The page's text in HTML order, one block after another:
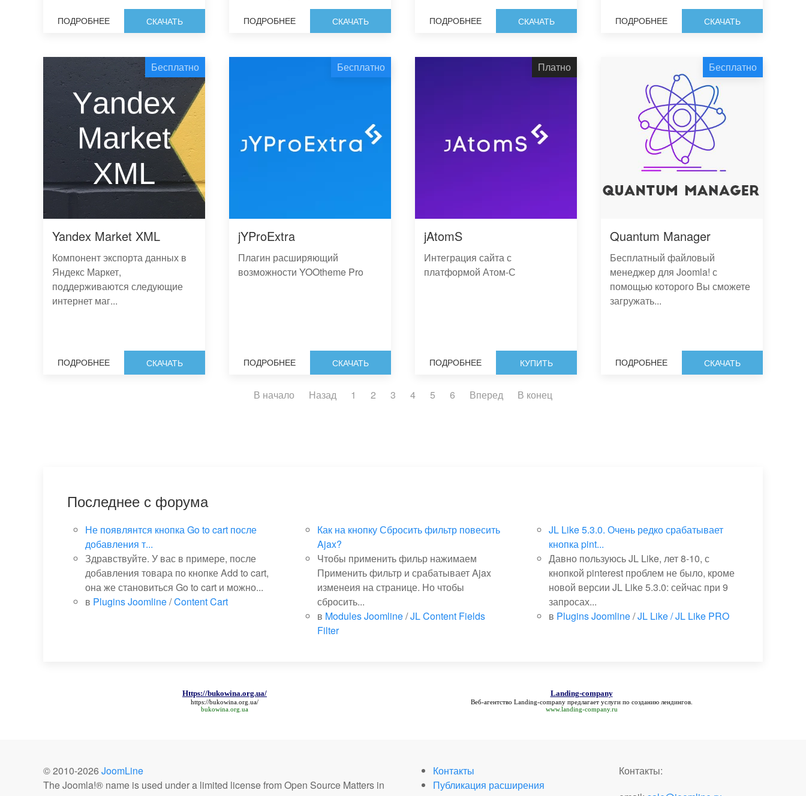
ПОДРОБНЕЕ СКАЧАТЬ ПОДРОБНЕЕ СКАЧАТЬ ПОДРОБНЕЕ СКАЧАТЬ ПОДРОБНЕЕ СКАЧАТЬ
Бесплатно
Yandex Market XML
Компонент экспорта данных в
Яндекс Маркет,
поддерживаются следующие
интернет маг...
ПОДРОБНЕЕ СКАЧАТЬ
Бесплатно
jYProExtra
Плагин расширяющий
возможности YOOtheme Pro
ПОДРОБНЕЕ СКАЧАТЬ
Платно
jAtomS
Интеграция сайта с
платформой Атом-С
ПОДРОБНЕЕ КУПИТЬ
Бесплатно
Quantum Manager
Бесплатный файловый
менеджер для Joomla! с
помощью которого Вы сможете
загружать...
ПОДРОБНЕЕ СКАЧАТЬ
В начало Назад 1 2 3 4 5 6 Вперед В конец
Последнее с форума
Не появлянтся кнопка Go to cart после
добавления т...
Здравствуйте. У вас в примере, после
добавления товара по кнопке Add to cart,
она же становиться Go to cart и можно...
в Plugins Joomline/Content Cart
Как на кнопку Сбросить фильтр повесить
Ajax?
Чтобы применить фильр нажимаем
Применить фильтр и срабатывает Ajax
изменеия на странице. Но чтобы
сбросить...
в Modules Joomline/JL Content Fields
Filter
JL Like 5.3.0. Очень редко срабатывает
кнопка pint...
Давно пользуюсь JL Like, лет 8-10, с
кнопкой pinterest проблем не было, кроме
новой версии JL Like 5.3.0: сейчас при 9
запросах...
в Plugins Joomline/JL Like / JL Like PRO
Https://bukowina.org.ua/
https://bukowina.org.ua/
bukowina.org.ua
Landing-company
Веб-агентство Landing-companyпредлагает услуги по созданию лендингов.
www.landing-company.ru
© 2010-2026 JoomLine
The Joomla!® name is used under a limited license from Open Source Matters in
Контакты
Публикация расширения
Контакты: